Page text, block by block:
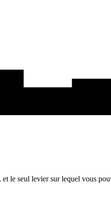
le seul levier sur lequel vous